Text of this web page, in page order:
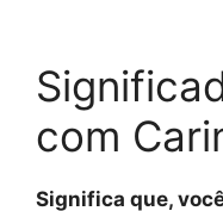
com
Significa que,